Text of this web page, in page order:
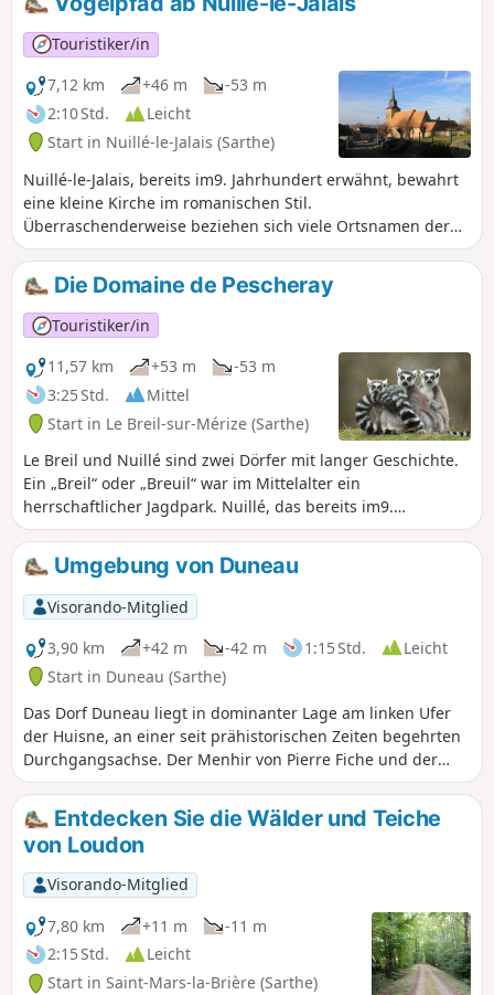
Touristiker/in
7,12 km
+46 m
-53 m
2:10 Std.
Leicht
Start in Nuillé-le-Jalais (Sarthe)
Nuillé-le-Jalais, bereits im9. Jahrhundert erwähnt, bewahrt
eine kleine Kirche im romanischen Stil.
Überraschenderweise beziehen sich viele Ortsnamen der
Gemeinde auf Vögel: La Pie qui Couette, La Grande Oiselerie
oder auch Le Chardonneret. Die Markierung des Rundwegs
ist eine Anspielung auf diese Besonderheit.
Die Domaine de Pescheray
Touristiker/in
11,57 km
+53 m
-53 m
3:25 Std.
Mittel
Start in Le Breil-sur-Mérize (Sarthe)
Le Breil und Nuillé sind zwei Dörfer mit langer Geschichte.
Ein „Breil“ oder „Breuil“ war im Mittelalter ein
herrschaftlicher Jagdpark. Nuillé, das bereits im9.
Jahrhundert erwähnt wurde, bewahrt eine kleine Kirche im
romanischen Stil.
Umgebung von Duneau
Visorando-Mitglied
3,90 km
+42 m -42 m 1:15 Std.
Leicht
Start in Duneau (Sarthe)
Das Dorf Duneau liegt in dominanter Lage am linken Ufer
der Huisne, an einer seit prähistorischen Zeiten begehrten
Durchgangsachse. Der Menhir von Pierre Fiche und der
Dolmen von La Pierre Couverte aus der Jungsteinzeit (um
4000 v. Chr.) zeugen davon. Es handelt sich um die einzigen
sichtbaren archäologischen Überreste unter vielen
anderen, die auch die Antike und das Mittelalter umfassen.
Entdecken Sie die Wälder und Teiche
von Loudon
Visorando-Mitglied
7,80 km
+11 m
-11 m
2:15 Std.
Leicht
Start in Saint-Mars-la-Brière (Sarthe)